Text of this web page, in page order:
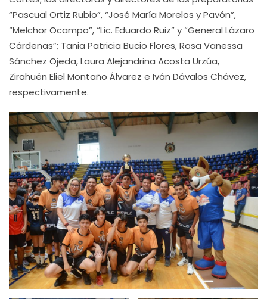
“Pascual Ortiz Rubio”, “José María Morelos y Pavón”,
“Melchor Ocampo”, “Lic. Eduardo Ruiz” y “General Lázaro
Cárdenas”; Tania Patricia Bucio Flores, Rosa Vanessa
Sánchez Ojeda, Laura Alejandrina Acosta Urzúa,
Zirahuén Eliel Montaño Álvarez e Iván Dávalos Chávez,
respectivamente.